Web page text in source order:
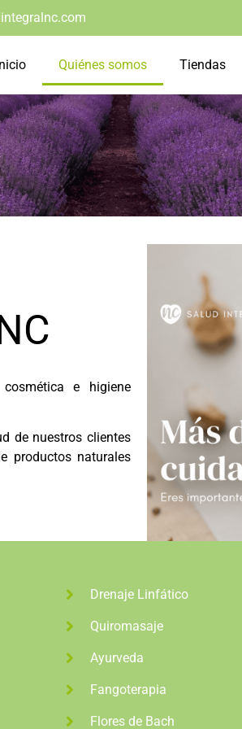
Quiénes somos Tiendas
e higiene
de nuestros clientes
productos naturales
Drenaje Linfático
Quiromasaje
Ayurveda
Fangoterapia
Flores de Bach